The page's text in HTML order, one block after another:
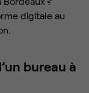
digitale au
bureau à